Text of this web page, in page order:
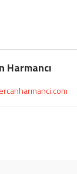
Harmancı